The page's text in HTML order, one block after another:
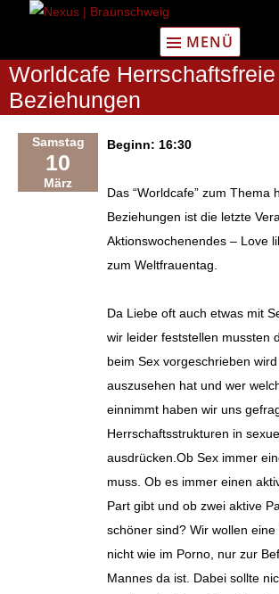
springen
MENÜ
Worldcafe Herrschaftsfreie
Beziehungen
Samstag
10
März
Beginn: 16:30
Das “Worldcafe” zum Thema
Beziehungen ist die letzte
Aktionswochenendes – Love
zum Weltfrauentag.
Da Liebe oft auch etwas mit
wir leider feststellen mussten
beim Sex vorgeschrieben
auszusehen hat und wer
einnimmt haben wir uns
Herrschaftsstrukturen in
ausdrücken.Ob Sex immer
muss. Ob es immer einen
Part gibt und ob zwei aktive
schöner sind? Wir wollen
nicht wie im Porno, nur zur
Mannes da ist. Dabei sollte